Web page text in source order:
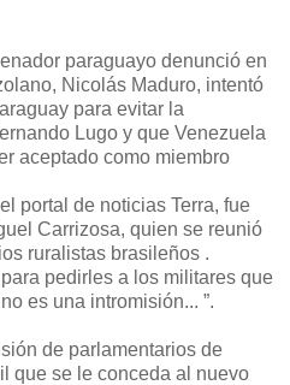
paraguayo denunció en
Nicolás Maduro, intentó
para evitar la
Lugo y que Venezuela
aceptado como miembro
portal de noticias Terra, fue
Carrizosa, quien se reunió
ruralistas brasileños .
pedirles a los militares que
es una intromisión... ”.
de parlamentarios de
que se le conceda al nuevo